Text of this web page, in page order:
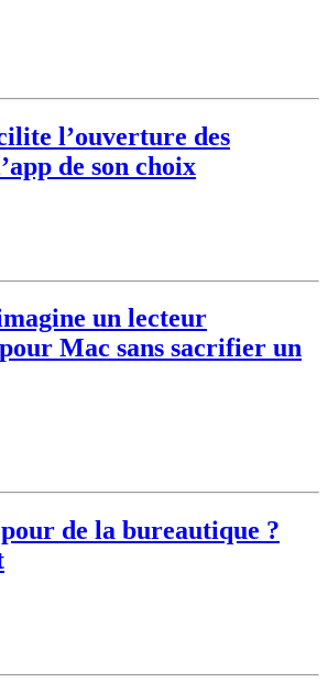
l’ouverture des
de son choix
un lecteur
Mac sans sacrifier un
de la bureautique ?